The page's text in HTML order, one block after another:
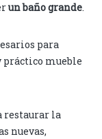
un baño grande.
para
práctico mueble
restaurar la
nuevas,